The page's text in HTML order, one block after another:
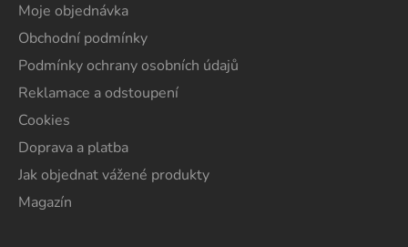
Moje objednávka
Obchodní podmínky
Podmínky ochrany osobních údajů
Reklamace a odstoupení
Cookies
Doprava a platba
Jak objednat vážené produkty
Magazín